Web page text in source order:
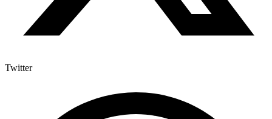
Twitter